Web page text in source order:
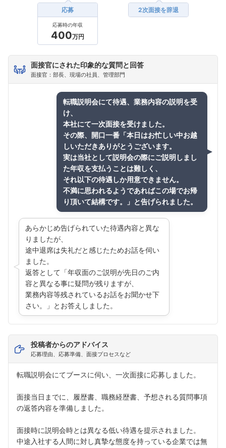
応募
応募時の年収
400万円
2次面接を辞退
面接官にされた印象的な質問と回答
面接官：部長、現場の社員、管理部門
転職説明会にて待遇、業務内容の説明を受
け、
本社にて一次面接を受けました。
その際、開口一番「本日はお忙しい中お越
しいただきありがとうございます。
実は当社として説明会の際にご説明しまし
た年収を支払うことは難しく、
それ以下の待遇しか用意できません。
不満に思われるようであればこの場でお帰
り頂いて結構です。」と告げられました。
あらかじめ告げられていた待遇内容と異な
りましたが、
途中退席は失礼だと感じたためお話を伺い
ました。
返答として「年収面のご説明が先日のご内
容と異なる事に疑問が残りますが、
業務内容等残されているお話をお聞かせ下
さい。」とお答えしました。
投稿者からのアドバイス
応募理由、応募準備、面接プロセスなど
転職説明会にてブースに伺い、一次面接に応募しました。
面接当日までに、履歴書、職務経歴書、予想される質問事項
の返答内容を準備しました。
面接時に説明会時とは異なる低い待遇を提示されました。
中途入社する人間に対し真摯な態度を持っている企業では無